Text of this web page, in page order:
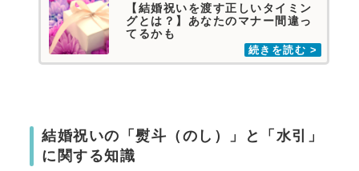
【結婚祝いを渡す正しいタイミン
グとは？】あなたのマナー間違っ
てるかも
結婚祝いの「熨斗（のし）」と「水引」
に関する知識